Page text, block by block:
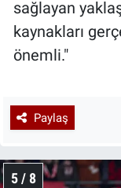
sağlayan
kaynakları
önemli."
Paylaş
5 / 8